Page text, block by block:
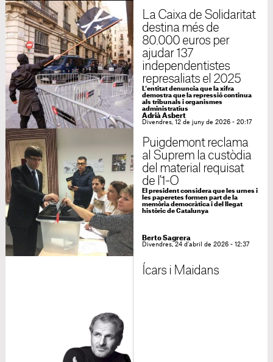
La Caixa de Solidaritat
destina més de
80.000 euros per
ajudar 137
independentistes
represaliats el 2025
L'entitat denuncia que la xifra
demostra que la repressió continua
als tribunals i organismes
administratius
Adrià Asbert
Divendres, 12 de juny de 2026 - 20:17
Puigdemont reclama
al Suprem la custòdia
del material requisat
de l'1-O
El president considera que les urnes i
les paperetes formen part de la
memòria democràtica i del llegat
històric de Catalunya
Berto Sagrera
Divendres, 24 d'abril de 2026 - 12:37
Ícars i Maidans